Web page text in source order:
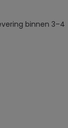
binnen 3–4